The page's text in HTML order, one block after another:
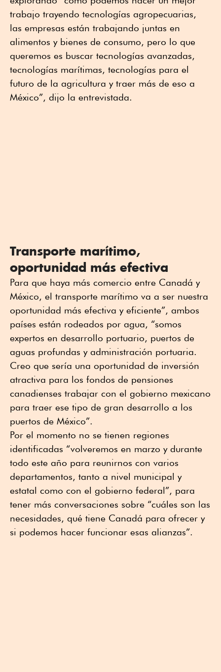
trabajo trayendo tecnologías agropecuarias,
las empresas están trabajando juntas en
alimentos y bienes de consumo, pero lo que
queremos es buscar tecnologías avanzadas,
tecnologías marítimas, tecnologías para el
futuro de la agricultura y traer más de eso a
México”, dijo la entrevistada.
Transporte marítimo,
oportunidad más efectiva
Para que haya más comercio entre Canadá y
México, el transporte marítimo va a ser nuestra
oportunidad más efectiva y eficiente”, ambos
países están rodeados por agua, “somos
expertos en desarrollo portuario, puertos de
aguas profundas y administración portuaria.
Creo que sería una oportunidad de inversión
atractiva para los fondos de pensiones
canadienses trabajar con el gobierno mexicano
para traer ese tipo de gran desarrollo a los
puertos de México”.
Por el momento no se tienen regiones
identificadas “volveremos en marzo y durante
todo este año para reunirnos con varios
departamentos, tanto a nivel municipal y
estatal como con el gobierno federal”, para
tener más conversaciones sobre “cuáles son las
necesidades, qué tiene Canadá para ofrecer y
si podemos hacer funcionar esas alianzas”.